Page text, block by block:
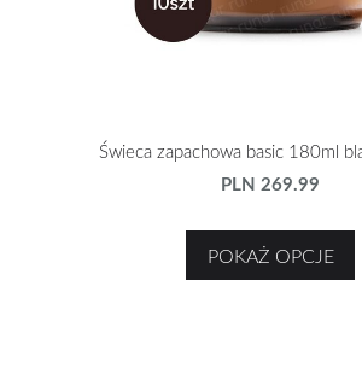
Świeca zapachowa basic 180ml
PLN 269.99
POKAŻ OPCJE